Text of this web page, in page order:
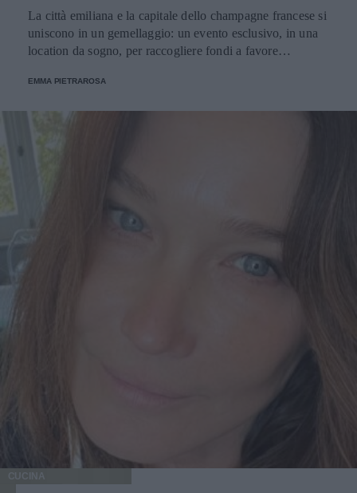
La città emiliana e la capitale dello champagne francese si
uniscono in un gemellaggio: un evento esclusivo, in una
location da sogno, per raccogliere fondi a favore
EMMA PIETRAROSA
CUCINA